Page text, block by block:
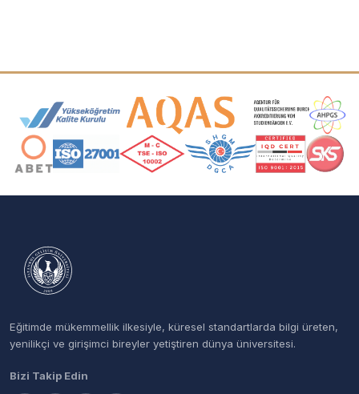
Akreditasyon ve Üyelik Logoları
Eğitimde mükemmellik ilkesiyle, küresel standartlarda bilgi üreten,
yenilikçi ve girişimci bireyler yetiştiren dünya üniversitesi.
Bizi Takip Edin